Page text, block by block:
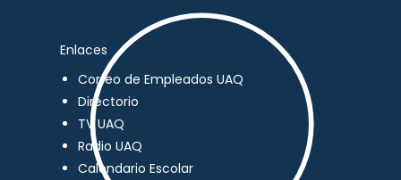
Enlaces
Correo de Empleados UAQ
Directorio
TV UAQ
Radio UAQ
Calendario Escolar